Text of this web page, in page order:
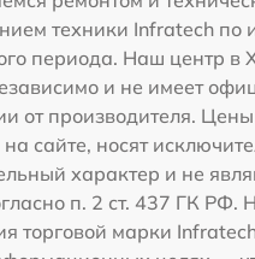
техники Infratech по
периода. Наш центр в
и не имеет
от производителя.
сайте, носят
характер и не
п. 2 ст. 437 ГК РФ.
торговой марки